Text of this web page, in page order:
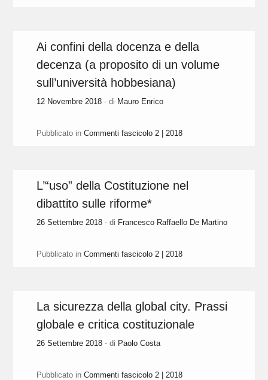
Ai confini della docenza e della
decenza (a proposito di un volume
sull’università hobbesiana)
12 Novembre 2018 - di Mauro Enrico
Pubblicato in Commenti fascicolo 2 | 2018
L’“uso” della Costituzione nel
dibattito sulle riforme*
26 Settembre 2018 - di Francesco Raffaello De Martino
Pubblicato in Commenti fascicolo 2 | 2018
La sicurezza della global city. Prassi
globale e critica costituzionale
26 Settembre 2018 - di Paolo Costa
Pubblicato in Commenti fascicolo 2 | 2018